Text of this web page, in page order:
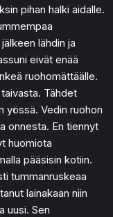
pihan halki aidalle.
lähdin ja
eivät enää
ruohomättäälle.
Tähdet
yössä. Vedin ruohon
onnesta. En tiennyt
huomiota
pääsisin kotiin.
tummanruskeaa
lainakaan niin
uusi. Sen